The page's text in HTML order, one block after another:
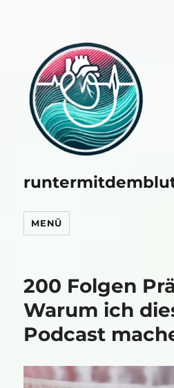
MENÜ
200 Folgen
Warum ich
Podcast